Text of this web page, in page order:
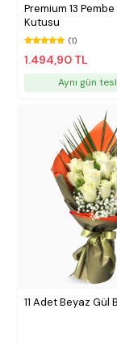
Premium 13 Pembe
Kutusu
(1)
1.494,90 TL
Aynı gün
11 Adet Beyaz Gül